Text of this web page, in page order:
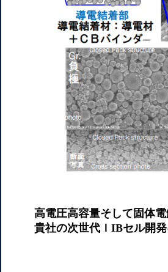
高電圧高容量そして固体電解
貴社の次世代ｌIBセル開発に